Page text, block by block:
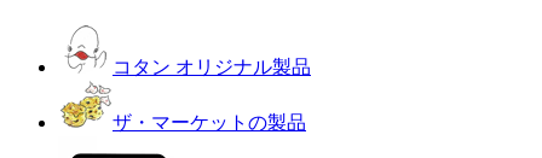
コタン オリジナル製品
ザ・マーケットの製品